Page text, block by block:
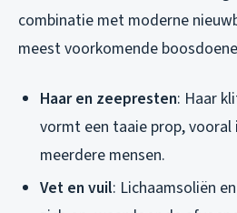
combinatie met moderne
meest voorkomende
Haar en zeepresten: Haar
vormt een taaie prop,
meerdere mensen.
Vet en vuil: Lichaamsoliën